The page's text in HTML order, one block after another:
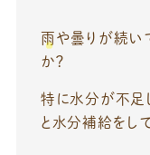
雨や曇りが続い
か？
特に水分が不足
と水分補給をし